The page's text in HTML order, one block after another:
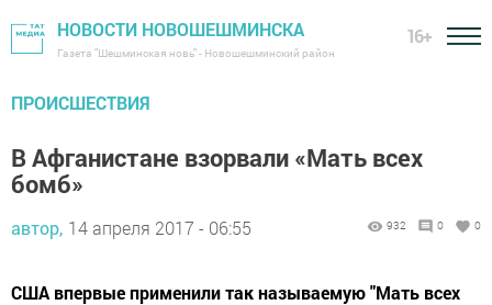
НОВОСТИ НОВОШЕШМИНСКА
Газета "Шешминская новь" - Новошешминский район
16+
ПРОИСШЕСТВИЯ
В Афганистане взорвали «Мать всех
бомб»
автор, 14 апреля 2017 - 06:55 932 0 0
США впервые применили так называемую "Мать всех